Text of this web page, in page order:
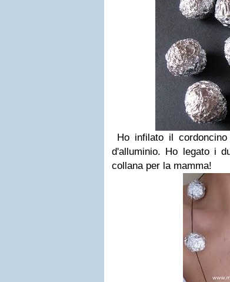
Ho infilato il
d'alluminio. Ho legato i
collana per la mamma!